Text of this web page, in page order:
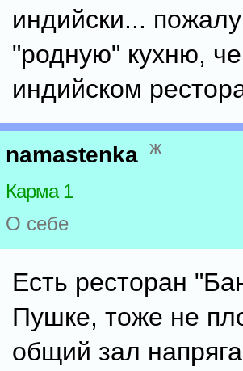
индийски...
"родную" кухню,
индийском
namastenka ж
Карма 1
О себе
Есть ресторан
Пушке, тоже не
общий зал